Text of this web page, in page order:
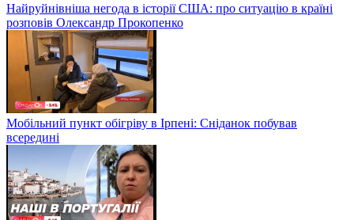
Найруйнівніша негода в історії США: про ситуацію в країні
розповів Олександр Прокопенко
Мобільний пункт обігріву в Ірпені: Сніданок побував
всередині